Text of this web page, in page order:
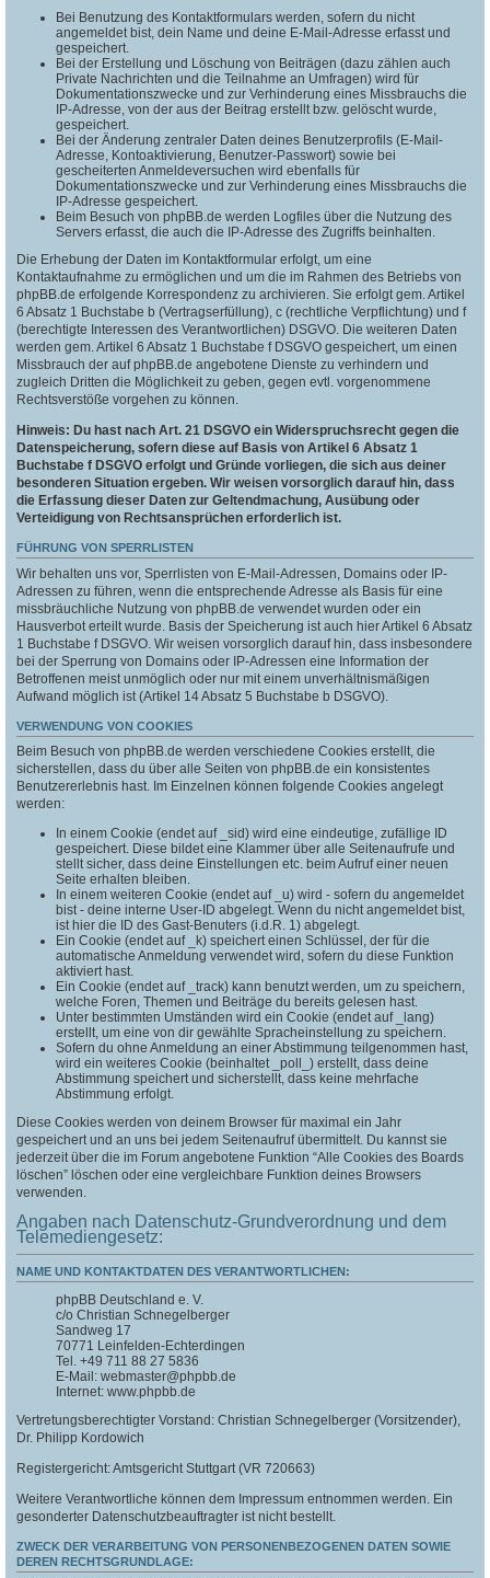
Bei Benutzung des Kontaktformulars werden, sofern du nicht
angemeldet bist, dein Name und deine E-Mail-Adresse erfasst und
gespeichert.
Bei der Erstellung und Löschung von Beiträgen (dazu zählen auch
Private Nachrichten und die Teilnahme an Umfragen) wird für
Dokumentationszwecke und zur Verhinderung eines Missbrauchs die
IP-Adresse, von der aus der Beitrag erstellt bzw. gelöscht wurde,
gespeichert.
Bei der Änderung zentraler Daten deines Benutzerprofils (E-Mail-
Adresse, Kontoaktivierung, Benutzer-Passwort) sowie bei
gescheiterten Anmeldeversuchen wird ebenfalls für
Dokumentationszwecke und zur Verhinderung eines Missbrauchs die
IP-Adresse gespeichert.
Beim Besuch von phpBB.de werden Logfiles über die Nutzung des
Servers erfasst, die auch die IP-Adresse des Zugriffs beinhalten.
Die Erhebung der Daten im Kontaktformular erfolgt, um eine
Kontaktaufnahme zu ermöglichen und um die im Rahmen des Betriebs von
phpBB.de erfolgende Korrespondenz zu archivieren. Sie erfolgt gem. Artikel
6 Absatz 1 Buchstabe b (Vertragserfüllung), c (rechtliche Verpflichtung) und f
(berechtigte Interessen des Verantwortlichen) DSGVO. Die weiteren Daten
werden gem. Artikel 6 Absatz 1 Buchstabe f DSGVO gespeichert, um einen
Missbrauch der auf phpBB.de angebotene Dienste zu verhindern und
zugleich Dritten die Möglichkeit zu geben, gegen evtl. vorgenommene
Rechtsverstöße vorgehen zu können.
Hinweis: Du hast nach Art. 21 DSGVO ein Widerspruchsrecht gegen die
Datenspeicherung, sofern diese auf Basis von Artikel 6 Absatz 1
Buchstabe f DSGVO erfolgt und Gründe vorliegen, die sich aus deiner
besonderen Situation ergeben. Wir weisen vorsorglich darauf hin, dass
die Erfassung dieser Daten zur Geltendmachung, Ausübung oder
Verteidigung von Rechtsansprüchen erforderlich ist.
FÜHRUNG VON SPERRLISTEN
Wir behalten uns vor, Sperrlisten von E-Mail-Adressen, Domains oder IP-
Adressen zu führen, wenn die entsprechende Adresse als Basis für eine
missbräuchliche Nutzung von phpBB.de verwendet wurden oder ein
Hausverbot erteilt wurde. Basis der Speicherung ist auch hier Artikel 6 Absatz
1 Buchstabe f DSGVO. Wir weisen vorsorglich darauf hin, dass insbesondere
bei der Sperrung von Domains oder IP-Adressen eine Information der
Betroffenen meist unmöglich oder nur mit einem unverhältnismäßigen
Aufwand möglich ist (Artikel 14 Absatz 5 Buchstabe b DSGVO).
VERWENDUNG VON COOKIES
Beim Besuch von phpBB.de werden verschiedene Cookies erstellt, die
sicherstellen, dass du über alle Seiten von phpBB.de ein konsistentes
Benutzererlebnis hast. Im Einzelnen können folgende Cookies angelegt
werden:
In einem Cookie (endet auf _sid) wird eine eindeutige, zufällige ID
gespeichert. Diese bildet eine Klammer über alle Seitenaufrufe und
stellt sicher, dass deine Einstellungen etc. beim Aufruf einer neuen
Seite erhalten bleiben.
In einem weiteren Cookie (endet auf _u) wird - sofern du angemeldet
bist - deine interne User-ID abgelegt. Wenn du nicht angemeldet bist,
ist hier die ID des Gast-Benuters (i.d.R. 1) abgelegt.
Ein Cookie (endet auf _k) speichert einen Schlüssel, der für die
automatische Anmeldung verwendet wird, sofern du diese Funktion
aktiviert hast.
Ein Cookie (endet auf _track) kann benutzt werden, um zu speichern,
welche Foren, Themen und Beiträge du bereits gelesen hast.
Unter bestimmten Umständen wird ein Cookie (endet auf _lang)
erstellt, um eine von dir gewählte Spracheinstellung zu speichern.
Sofern du ohne Anmeldung an einer Abstimmung teilgenommen hast,
wird ein weiteres Cookie (beinhaltet _poll_) erstellt, dass deine
Abstimmung speichert und sicherstellt, dass keine mehrfache
Abstimmung erfolgt.
Diese Cookies werden von deinem Browser für maximal ein Jahr
gespeichert und an uns bei jedem Seitenaufruf übermittelt. Du kannst sie
jederzeit über die im Forum angebotene Funktion “Alle Cookies des Boards
löschen” löschen oder eine vergleichbare Funktion deines Browsers
verwenden.
Angaben nach Datenschutz-Grundverordnung und dem
Telemediengesetz:
NAME UND KONTAKTDATEN DES VERANTWORTLICHEN:
phpBB Deutschland e. V.
c/o Christian Schnegelberger
Sandweg 17
70771 Leinfelden-Echterdingen
Tel. +49 711 88 27 5836
E-Mail: webmaster@phpbb.de
Internet: www.phpbb.de
Vertretungsberechtigter Vorstand: Christian Schnegelberger (Vorsitzender),
Dr. Philipp Kordowich
Registergericht: Amtsgericht Stuttgart (VR 720663)
Weitere Verantwortliche können dem Impressum entnommen werden. Ein
gesonderter Datenschutzbeauftragter ist nicht bestellt.
ZWECK DER VERARBEITUNG VON PERSONENBEZOGENEN DATEN SOWIE
DEREN RECHTSGRUNDLAGE: